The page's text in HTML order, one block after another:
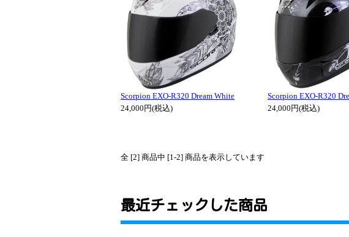
Scorpion EXO-R320 Dream White
24,000円(税込)
Scorpion EXO-R320
24,000円(税込)
全 [2] 商品中 [1-2] 商品を表示しています
最近チェックした商品